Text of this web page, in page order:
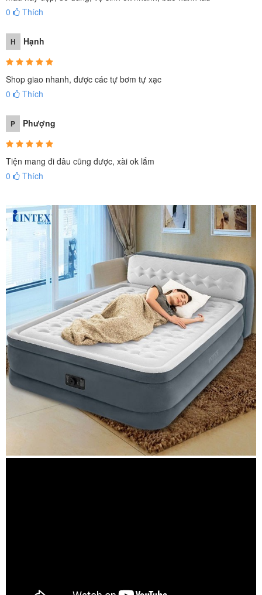
0
Thích
H Hạnh
Shop giao nhanh, được các tự bơm tự xạc
0
Thích
P Phượng
Tiện mang đi đâu cũng được, xài ok lắm
0
Thích